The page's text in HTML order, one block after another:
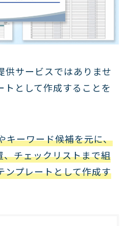
供サービスではありませ
トとして作成することを
キーワード候補を元に、
、チェックリストまで組
ンプレートとして作成す